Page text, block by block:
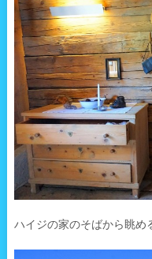
ハイジの家のそばから眺め